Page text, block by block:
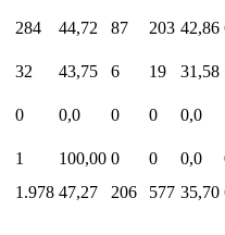
284 44,72 87 203 42,86
32 43,75 6 19 31,58
0 0,0 0 0 0,0
1 100,00 0 0 0,0
1.978 47,27 206 577 35,70